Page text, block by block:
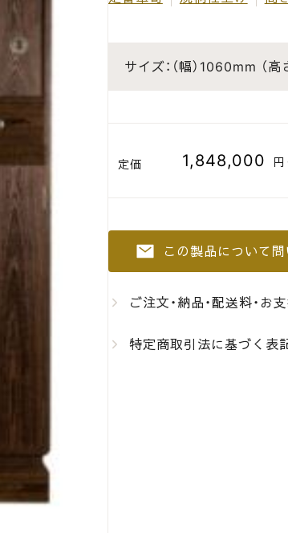
サイズ： （幅）1060mm （
定価 1,848,000 円
この製品について
ご注文・納品・配送料・お
特定商取引法に基づく表